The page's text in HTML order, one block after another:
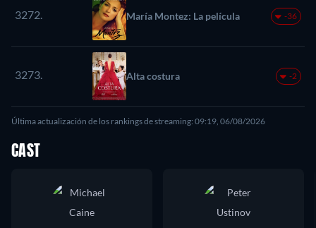
3272. María Montez: La película -36
3273. Alta costura -2
Última actualización de los rankings de streaming: 09:19, 06/08/2026
CAST